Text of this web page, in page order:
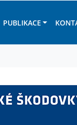
PUBLIKACE